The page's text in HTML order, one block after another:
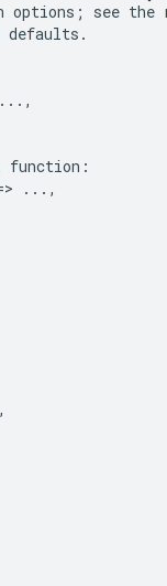
options; see the
function:
...,